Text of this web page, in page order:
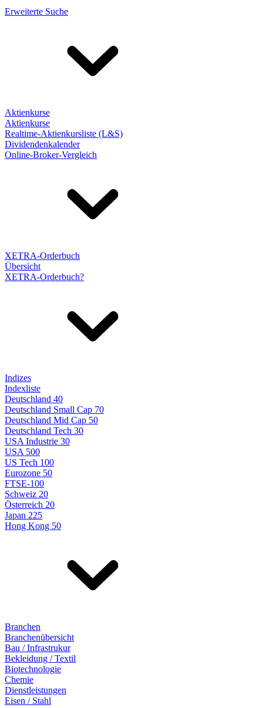
Erweiterte Suche
Aktienkurse
Aktienkurse
Realtime-Aktienkursliste (L&S)
Dividendenkalender
Online-Broker-Vergleich
XETRA-Orderbuch
Übersicht
XETRA-Orderbuch?
Indizes
Indexliste
Deutschland 40
Deutschland Small Cap 70
Deutschland Mid Cap 50
Deutschland Tech 30
USA Industrie 30
USA 500
US Tech 100
Eurozone 50
FTSE-100
Schweiz 20
Österreich 20
Japan 225
Hong Kong 50
Branchen
Branchenübersicht
Bau / Infrastrukur
Bekleidung / Textil
Biotechnologie
Chemie
Dienstleistungen
Eisen / Stahl